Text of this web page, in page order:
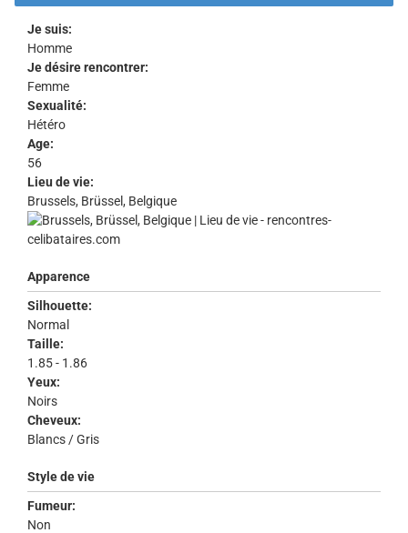
Je suis:
Homme
Je désire rencontrer:
Femme
Sexualité:
Hétéro
Age:
56
Lieu de vie:
Brussels, Brüssel, Belgique
Apparence
Silhouette:
Normal
Taille:
1.85 - 1.86
Yeux:
Noirs
Cheveux:
Blancs / Gris
Style de vie
Fumeur:
Non